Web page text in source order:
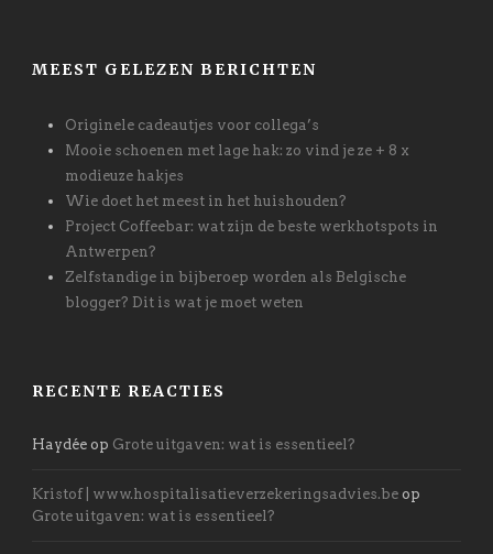
MEEST GELEZEN BERICHTEN
Originele cadeautjes voor collega’s
Mooie schoenen met lage hak: zo vind je ze + 8 x
modieuze hakjes
Wie doet het meest in het huishouden?
Project Coffeebar: wat zijn de beste werkhotspots in
Antwerpen?
Zelfstandige in bijberoep worden als Belgische
blogger? Dit is wat je moet weten
RECENTE REACTIES
Haydée op Grote uitgaven: wat is essentieel?
Kristof | www.hospitalisatieverzekeringsadvies.be op
Grote uitgaven: wat is essentieel?